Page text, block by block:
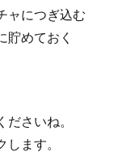
ャにつぎ込む
貯めておく
さいね。
ます。